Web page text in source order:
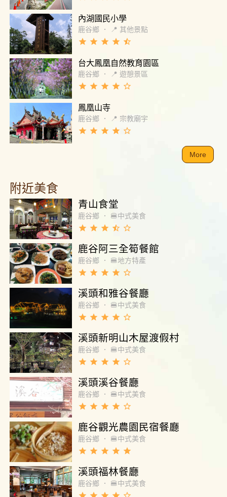
內湖國民小學
鹿谷鄉 ． 📍 其他景點
grade grade grade grade star_half
台大鳳凰自然教育園區
鹿谷鄉 ． 📍 遊憩景區
grade grade grade grade star_border
鳳凰山寺
鹿谷鄉 ． 📍 宗教廟宇
grade grade grade grade star_border
More
附近美食
青山食堂
鹿谷鄉 ． 🍔中式美食
grade grade grade star_half star_border
鹿谷阿三全筍餐館
鹿谷鄉 ． 🍔地方特產
grade grade grade grade star_border
溪頭和雅谷餐廳
鹿谷鄉 ． 🍔中式美食
grade grade grade grade star_border
溪頭新明山木屋渡假村
鹿谷鄉 ． 🍔中式美食
grade grade grade grade star_border
溪頭溪谷餐廳
鹿谷鄉 ． 🍔中式美食
grade grade grade grade star_border
鹿谷觀光農園民宿餐廳
鹿谷鄉 ． 🍔中式美食
grade grade grade grade grade
溪頭福林餐廳
鹿谷鄉 ． 🍔中式美食